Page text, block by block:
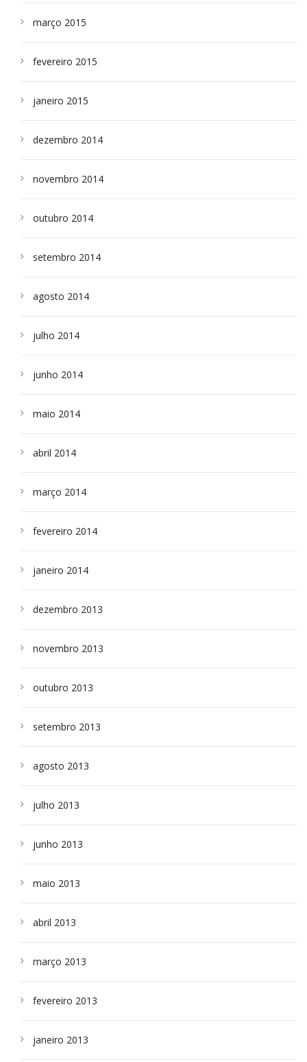
março 2015
fevereiro 2015
janeiro 2015
dezembro 2014
novembro 2014
outubro 2014
setembro 2014
agosto 2014
julho 2014
junho 2014
maio 2014
abril 2014
março 2014
fevereiro 2014
janeiro 2014
dezembro 2013
novembro 2013
outubro 2013
setembro 2013
agosto 2013
julho 2013
junho 2013
maio 2013
abril 2013
março 2013
fevereiro 2013
janeiro 2013